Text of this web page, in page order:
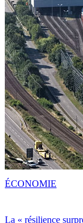
La « résilience
ÉCONOMIE